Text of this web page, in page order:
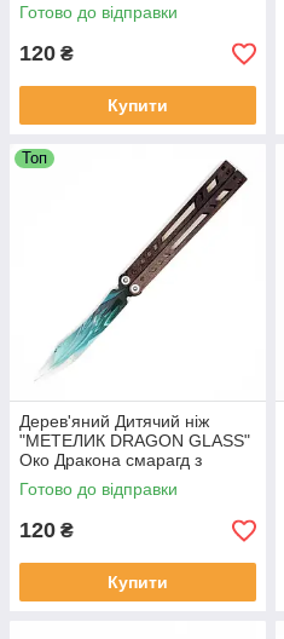
Готово до відправки
120 ₴
Купити
Топ
Дерев'яний Дитячий ніж
"МЕТЕЛИК DRAGON GLASS"
Око Дракона смарагд з
STANDOFF 2, іграшкова
зброя
Готово до відправки
120 ₴
Купити